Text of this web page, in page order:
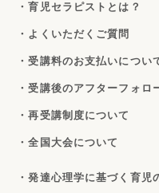
・育児セラピストとは？
・よくいただくご質問
・受講料のお支払いについ
・受講後のアフターフォロ
・再受講制度について
・全国大会について
・発達心理学に基づく育児